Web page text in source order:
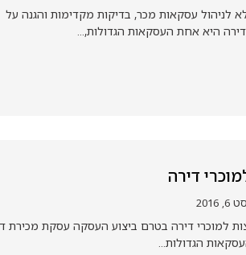
לניהול עסקאות מכר, בדיקות מקדימות והגנה על
היא אחת העסקאות הגדולות,...
דירה
למוכרי דירה בטרם ביצוע העסקה עסקת מכירת
הגדולות...